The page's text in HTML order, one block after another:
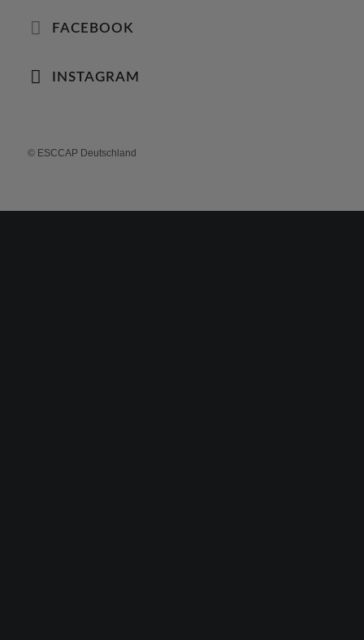
FACEBOOK
INSTAGRAM
© ESCCAP Deutschland